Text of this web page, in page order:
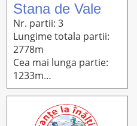
Stana de Vale
Nr. partii: 3
Lungime totala partii:
2778m
Cea mai lunga partie:
1233m
Altitudine: 1167m-